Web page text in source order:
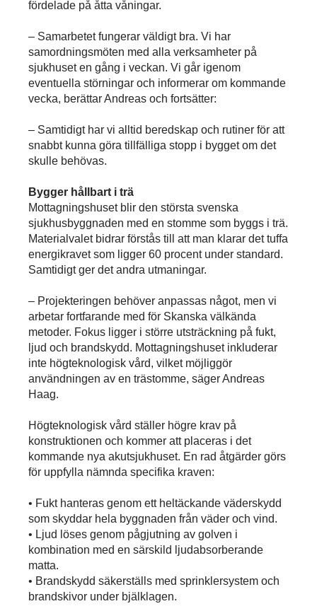
fördelade på åtta våningar.
– Samarbetet fungerar väldigt bra. Vi har
samordningsmöten med alla verksamheter på
sjukhuset en gång i veckan. Vi går igenom
eventuella störningar och informerar om kommande
vecka, berättar Andreas och fortsätter:
– Samtidigt har vi alltid beredskap och rutiner för att
snabbt kunna göra tillfälliga stopp i bygget om det
skulle behövas.
Bygger hållbart i trä
Mottagningshuset blir den största svenska
sjukhusbyggnaden med en stomme som byggs i trä.
Materialvalet bidrar förstås till att man klarar det tuffa
energikravet som ligger 60 procent under standard.
Samtidigt ger det andra utmaningar.
– Projekteringen behöver anpassas något, men vi
arbetar fortfarande med för Skanska välkända
metoder. Fokus ligger i större utsträckning på fukt,
ljud och brandskydd. Mottagningshuset inkluderar
inte högteknologisk vård, vilket möjliggör
användningen av en trästomme, säger Andreas
Haag.
Högteknologisk vård ställer högre krav på
konstruktionen och kommer att placeras i det
kommande nya akutsjukhuset. En rad åtgärder görs
för uppfylla nämnda specifika kraven:
• Fukt hanteras genom ett heltäckande väderskydd
som skyddar hela byggnaden från väder och vind.
• Ljud löses genom pågjutning av golven i
kombination med en särskild ljudabsorberande
matta.
• Brandskydd säkerställs med sprinklersystem och
brandskivor under bjälklagen.